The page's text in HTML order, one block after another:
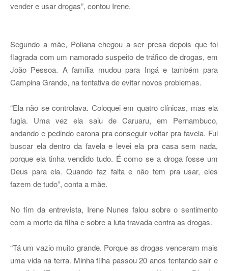
vender e usar drogas”, contou Irene.
Segundo a mãe, Poliana chegou a ser presa depois que foi
flagrada com um namorado suspeito de tráfico de drogas, em
João Pessoa. A família mudou para Ingá e também para
Campina Grande, na tentativa de evitar novos problemas.
“Ela não se controlava. Coloquei em quatro clínicas, mas ela
fugia. Uma vez ela saiu de Caruaru, em Pernambuco,
andando e pedindo carona pra conseguir voltar pra favela. Fui
buscar ela dentro da favela e levei ela pra casa sem nada,
porque ela tinha vendido tudo. É como se a droga fosse um
Deus para ela. Quando faz falta e não tem pra usar, eles
fazem de tudo”, conta a mãe.
No fim da entrevista, Irene Nunes falou sobre o sentimento
com a morte da filha e sobre a luta travada contra as drogas.
“Tá um vazio muito grande. Porque as drogas venceram mais
uma vida na terra. Minha filha passou 20 anos tentando sair e